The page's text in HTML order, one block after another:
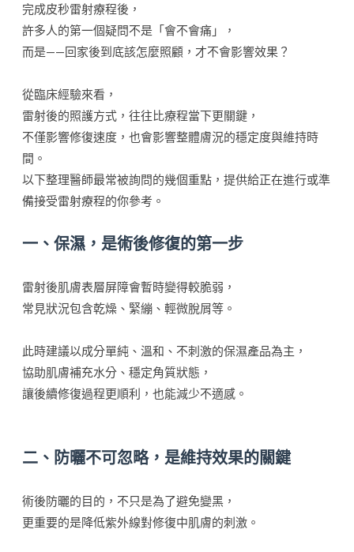
完成皮秒雷射療程後，
許多人的第一個疑問不是「會不會痛」，
而是——回家後到底該怎麼照顧，才不會影響效果？
從臨床經驗來看，
雷射後的照護方式，往往比療程當下更關鍵，
不僅影響修復速度，也會影響整體膚況的穩定度與維持時
間。
以下整理醫師最常被詢問的幾個重點，提供給正在進行或準
備接受雷射療程的你參考。
一、保濕，是術後修復的第一步
雷射後肌膚表層屏障會暫時變得較脆弱，
常見狀況包含乾燥、緊繃、輕微脫屑等。
此時建議以成分單純、溫和、不刺激的保濕產品為主，
協助肌膚補充水分、穩定角質狀態，
讓後續修復過程更順利，也能減少不適感。
二、防曬不可忽略，是維持效果的關鍵
術後防曬的目的，不只是為了避免變黑，
更重要的是降低紫外線對修復中肌膚的刺激。